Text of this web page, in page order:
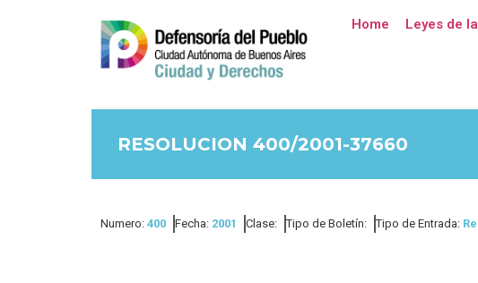
Home Leyes de
RESOLUCION 400/2001-37660
Numero: 400 Fecha: 2001 Clase: Tipo de Boletín: Tipo de Entrada: